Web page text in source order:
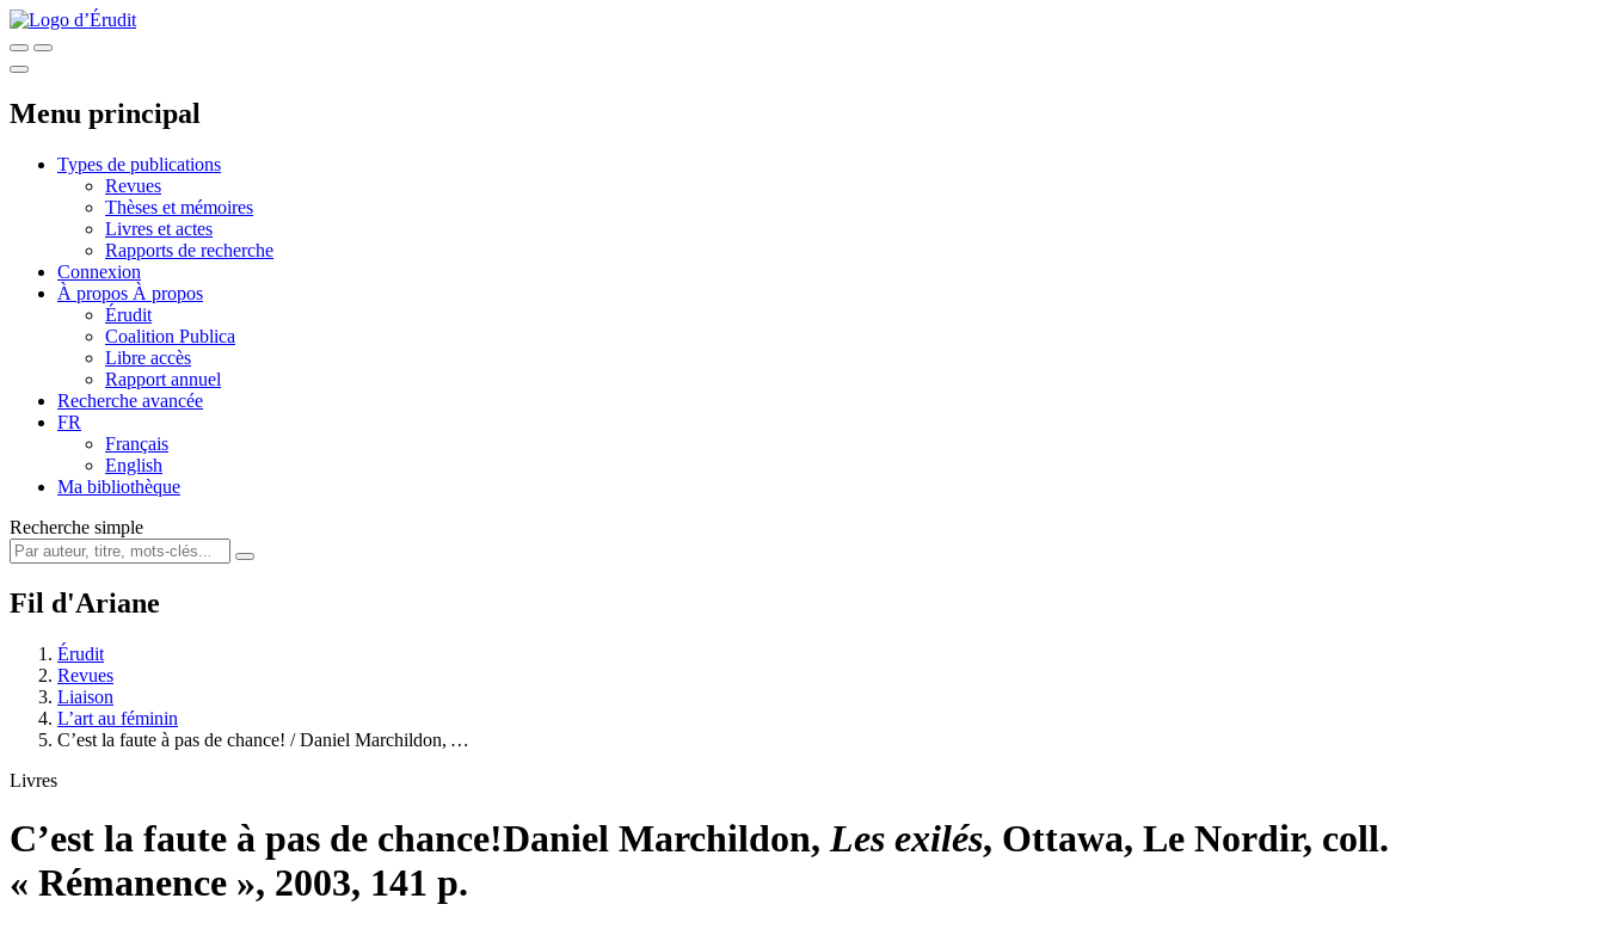
Menu principal
Types de publications
Revues
Thèses et mémoires
Livres et actes
Rapports de recherche
Connexion
À propos À propos
Érudit
Coalition Publica
Libre accès
Rapport annuel
Recherche avancée
FR
Français
English
Ma bibliothèque
Recherche simple
Fil d'Ariane
Érudit
Revues
Liaison
L’art au féminin
C’est la faute à pas de chance! / Daniel Marchildon, …
Livres
C’est la faute à pas de chance!Daniel Marchildon, Les exilés, Ottawa, Le Nordir, coll.
« Rémanence », 2003, 141 p.